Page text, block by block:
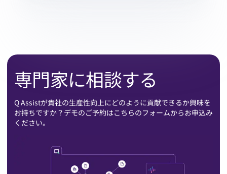
専門家に相談する
Q Assistが貴社の生産性向上にどのように貢献できるか興味を
お持ちですか？デモのご予約はこちらのフォームからお申込み
ください。